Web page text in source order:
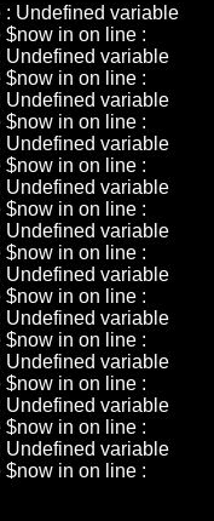
: Undefined variable
$now inon line :
Undefined variable
$now inon line :
Undefined variable
$now inon line :
Undefined variable
$now inon line :
Undefined variable
$now inon line :
Undefined variable
$now inon line :
Undefined variable
$now inon line :
Undefined variable
$now inon line :
Undefined variable
$now inon line :
Undefined variable
$now inon line :
Undefined variable
$now inon line :